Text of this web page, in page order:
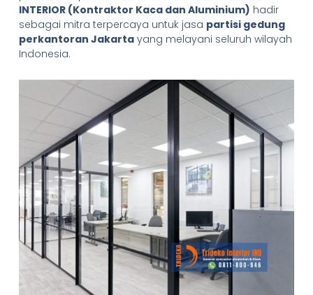
INTERIOR (Kontraktor Kaca dan Aluminium) hadir
sebagai mitra terpercaya untuk jasa partisi gedung
perkantoran Jakartayang melayani seluruh wilayah
Indonesia.